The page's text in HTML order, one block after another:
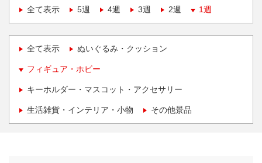
全て表示
5週 4週 3週 2週 1週
全て表示 ぬいぐるみ・クッション
フィギュア・ホビー
キーホルダー・マスコット・アクセサリー
生活雑貨・インテリア・小物 その他景品